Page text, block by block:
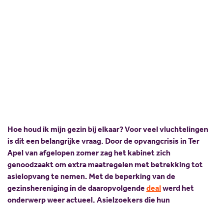
Hoe houd ik mijn gezin bij elkaar? Voor veel vluchtelingen
is dit een belangrijke vraag. Door de opvangcrisis in Ter
Apel van afgelopen zomer zag het kabinet zich
genoodzaakt om extra maatregelen met betrekking tot
asielopvang te nemen. Met de beperking van de
gezinshereniging in de daaropvolgende dealwerd het
onderwerp weer actueel. Asielzoekers die hun